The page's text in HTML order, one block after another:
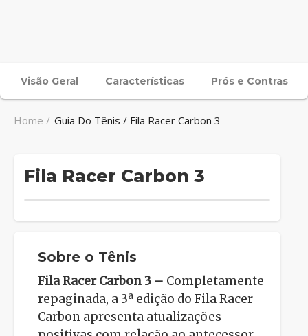
Visão Geral Características Prós e Contras
Home / Guia Do Tênis / Fila Racer Carbon 3
Fila Racer Carbon 3
Sobre o Tênis
Fila Racer Carbon 3 – Completamente
repaginada, a 3ª edição do Fila Racer
Carbon apresenta atualizações